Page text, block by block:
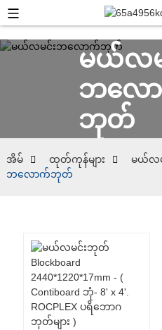
မယ်လမ
ဘလေ
ဘုတ်
အိမ် ထုတ်ကုန်များ မယ်လ
ဘလောက်ဘုတ်